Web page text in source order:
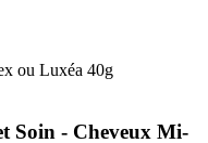
ou Luxéa 40g
Soin - Cheveux Mi-